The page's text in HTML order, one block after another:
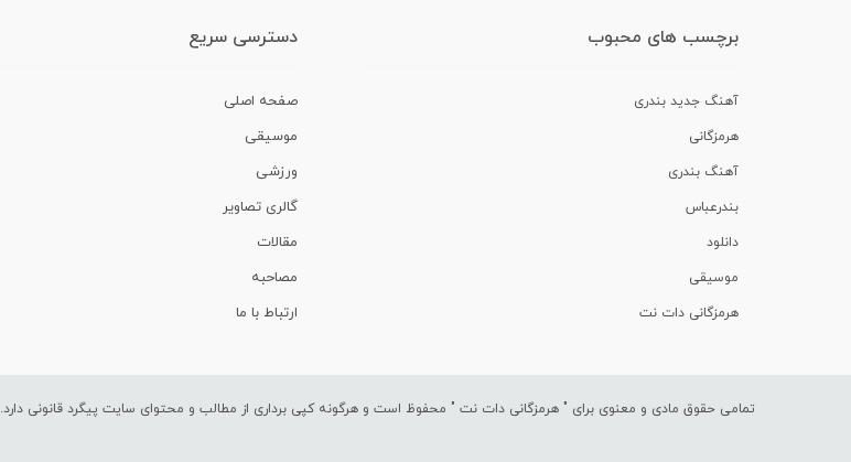
برچسب های محبوب
آهنگ جدید بندری
هرمزگانی
آهنگ بندری
بندرعباس
دانلود
موسیقی
هرمزگانی دات نت
دسترسی سریع
صفحه اصلی
موسیقی
ورزشی
گالری تصاویر
مقالات
مصاحبه
ارتباط با ما
تمامی حقوق مادی و معنوی برای " هرمزگانی دات نت " محفوظ است و هرگونه کپی برداری از مطالب و محتوای سایت پیگرد قانونی دارد.